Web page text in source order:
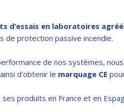
d’essais en laboratoires
de protection passive incendie.
de nos systèmes,
d’obtenir le marquage CE
produits en France et en